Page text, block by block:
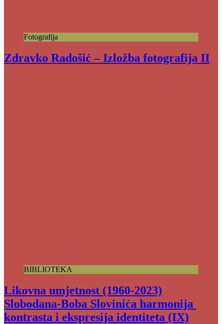
Fotografija
Zdravko Radošić – Izložba fotografija II
BIBLIOTEKA
Likovna umjetnost (1960-2023)
Slobodana-Boba Slovinića harmonija
kontrasta i ekspresija identiteta (IX)